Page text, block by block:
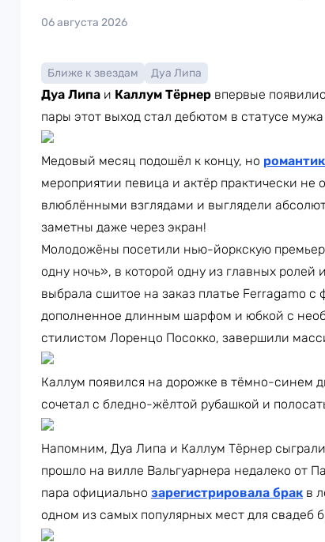
06 августа 2026
Ближе к звездам Дуа Липа
Дуа Липа и Каллум Тёрнер впервые
пары этот выход стал дебютом в статусе
Медовый месяц подошёл к концу, но
мероприятии певица и актёр практически не
влюблёнными взглядами и выглядели
заметны даже через экран!
Молодожёны посетили нью-йоркскую
одну ночь», в которой одну из главных
выбрала сшитое на заказ платье Ferragamo
дополненное длинным шарфом и юбкой с
стилистом Лоренцо Посокко, завершили
Каллум появился на дорожке в тёмно-синем
сочетал с бледно-жёлтой рубашкой и
Напомним, Дуа Липа и Каллум Тёрнер
прошло на вилле Вальгуарнера недалеко от
пара официально зарегистрировала брак в
одном из самых популярных мест для свадеб